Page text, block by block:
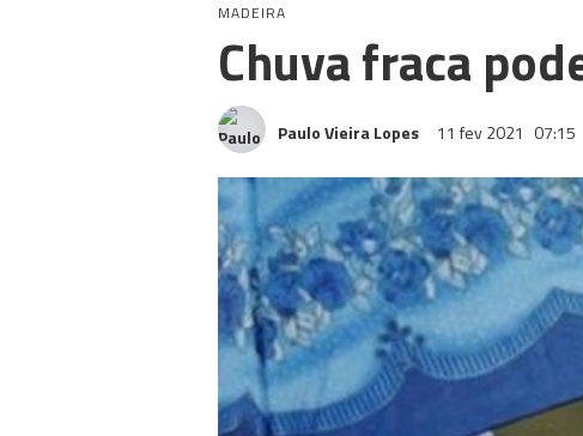
MADEIRA
Chuva fraca
Paulo Vieira Lopes 11 fev 2021 07:15